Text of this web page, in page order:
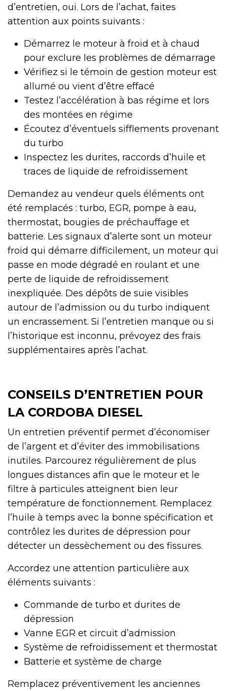
d’entretien, oui. Lors de l’achat, faites
attention aux points suivants :
Démarrez le moteur à froid et à chaud
pour exclure les problèmes de démarrage
Vérifiez si le témoin de gestion moteur est
allumé ou vient d’être effacé
Testez l’accélération à bas régime et lors
des montées en régime
Écoutez d’éventuels sifflements provenant
du turbo
Inspectez les durites, raccords d’huile et
traces de liquide de refroidissement
Demandez au vendeur quels éléments ont
été remplacés : turbo, EGR, pompe à eau,
thermostat, bougies de préchauffage et
batterie. Les signaux d’alerte sont un moteur
froid qui démarre difficilement, un moteur qui
passe en mode dégradé en roulant et une
perte de liquide de refroidissement
inexpliquée. Des dépôts de suie visibles
autour de l’admission ou du turbo indiquent
un encrassement. Si l’entretien manque ou si
l’historique est inconnu, prévoyez des frais
supplémentaires après l’achat.
CONSEILS D’ENTRETIEN POUR
LA CORDOBA DIESEL
Un entretien préventif permet d’économiser
de l’argent et d’éviter des immobilisations
inutiles. Parcourez régulièrement de plus
longues distances afin que le moteur et le
filtre à particules atteignent bien leur
température de fonctionnement. Remplacez
l’huile à temps avec la bonne spécification et
contrôlez les durites de dépression pour
détecter un dessèchement ou des fissures.
Accordez une attention particulière aux
éléments suivants :
Commande de turbo et durites de
dépression
Vanne EGR et circuit d’admission
Système de refroidissement et thermostat
Batterie et système de charge
Remplacez préventivement les anciennes